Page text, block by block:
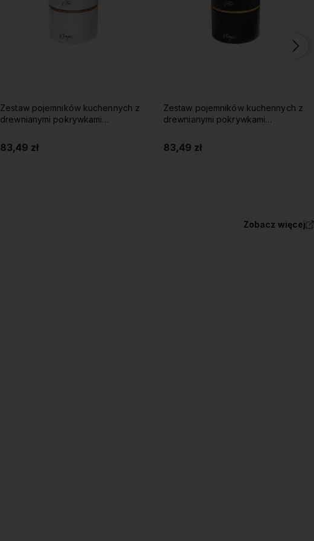
Zestaw pojemników kuchennych z
drewnianymi pokrywkami
83,49 zł
Zestaw pojemników kuchennych z
drewnianymi pokrywkami
83,49 zł
Zobacz więcej